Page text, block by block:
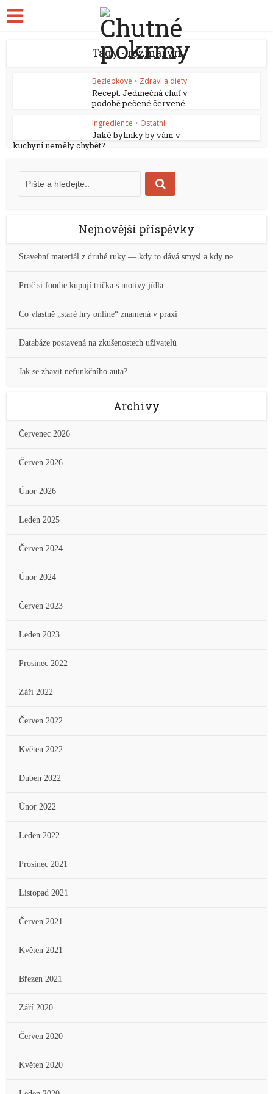
Tagy - rozmarýn
Bezlepkové • Zdraví a diety
Recept: Jedinečná chuť v
podobě pečené červené...
Ingredience • Ostatní
Jaké bylinky by vám v
kuchyni neměly chybět?
Nejnovější příspěvky
Stavební materiál z druhé ruky — kdy to dává smysl a kdy ne
Proč si foodie kupují trička s motivy jídla
Co vlastně „staré hry online“ znamená v praxi
Databáze postavená na zkušenostech uživatelů
Jak se zbavit nefunkčního auta?
Archivy
Červenec 2026
Červen 2026
Únor 2026
Leden 2025
Červen 2024
Únor 2024
Červen 2023
Leden 2023
Prosinec 2022
Září 2022
Červen 2022
Květen 2022
Duben 2022
Únor 2022
Leden 2022
Prosinec 2021
Listopad 2021
Červen 2021
Květen 2021
Březen 2021
Září 2020
Červen 2020
Květen 2020